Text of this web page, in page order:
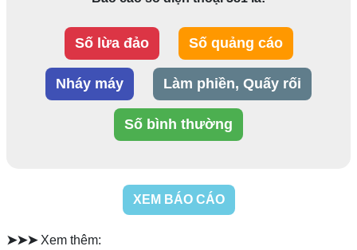
Số lừa đảo Số quảng cáo
Nháy máy Làm phiền, Quấy rối
Số bình thường
XEM BÁO CÁO
➤➤➤ Xem thêm: